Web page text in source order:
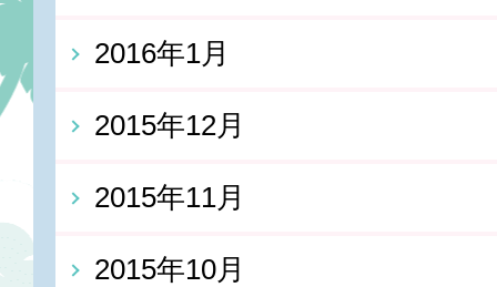
2016年1月
2015年12月
2015年11月
2015年10月